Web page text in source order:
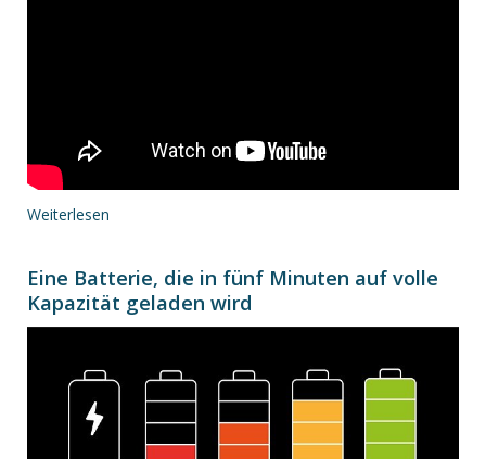
Weiterlesen
Eine Batterie, die in fünf Minuten auf volle
Kapazität geladen wird